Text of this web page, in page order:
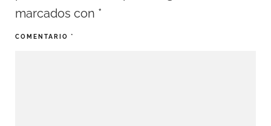
marcados con *
COMENTARIO *